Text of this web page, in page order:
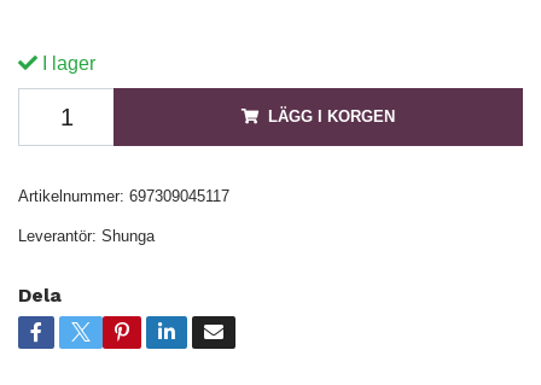
I lager
LÄGG I KORGEN
Artikelnummer: 697309045117
Leverantör: Shunga
Dela